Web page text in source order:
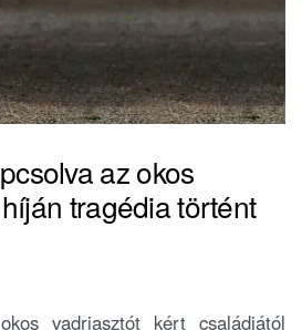
az okos
tragédia történt
vadriasztót kért családjától